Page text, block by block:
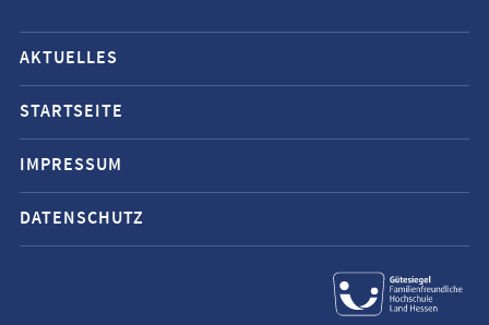
Mobile-
Service-
Navigation
und
Social
Media
Kontakte
AKTUELLES
STARTSEITE
IMPRESSUM
DATENSCHUTZ